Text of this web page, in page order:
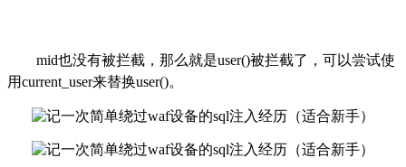
mid也没有被拦截，那么就是user()被拦截了，可以尝试使
用current_ user来替换user()。